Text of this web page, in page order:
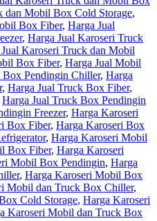
dan Mobil Box Cold Storage,
Box Fiber, Harga Jual
, Harga Jual Karoseri Truck
Karoseri Truck dan Mobil
Box Fiber, Harga Jual Mobil
Pendingin Chiller, Harga
, Harga Jual Truck Box Fiber,
Harga Jual Truck Box Pendingin
Freezer, Harga Karoseri
Box Fiber, Harga Karoseri Box
, Harga Karoseri Mobil
Box Fiber, Harga Karoseri
Mobil Box Pendingin, Harga
, Harga Karoseri Mobil Box
Mobil dan Truck Box Chiller,
Cold Storage, Harga Karoseri
Karoseri Mobil dan Truck Box